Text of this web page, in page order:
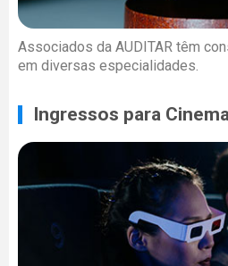
Associados da AUDITAR têm
em diversas especialidades.
Ingressos para